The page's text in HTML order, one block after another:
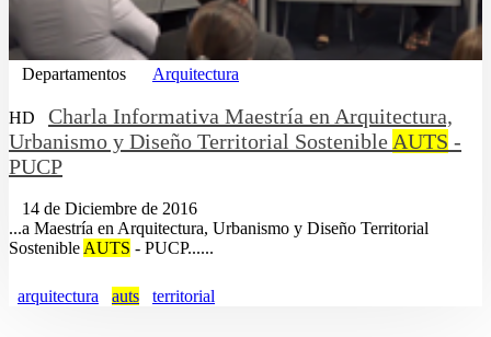
Departamentos Arquitectura
HD
Charla Informativa Maestría en Arquitectura,
Urbanismo y Diseño Territorial Sostenible AUTS -
PUCP
14 de Diciembre de 2016
...a Maestría en Arquitectura, Urbanismo y Diseño Territorial
Sostenible AUTS - PUCP......
arquitectura auts territorial